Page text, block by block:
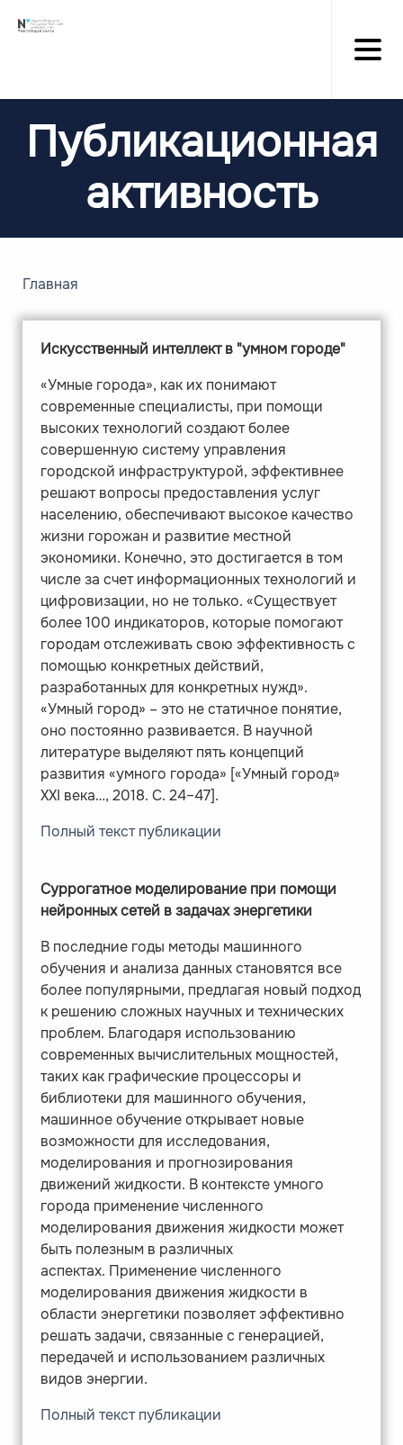
Публикационная
активность
навигации
Главная
Искусственный интеллект в "умном городе"
«Умные города», как их понимают
современные специалисты, при помощи
высоких технологий создают более
совершенную систему управления
городской инфраструктурой, эффективнее
решают вопросы предоставления услуг
населению, обеспечивают высокое качество
жизни горожан и развитие местной
экономики. Конечно, это достигается в том
числе за счет информационных технологий и
цифровизации, но не только. «Существует
более 100 индикаторов, которые помогают
городам отслеживать свою эффективность с
помощью конкретных действий,
разработанных для конкретных нужд».
«Умный город» – это не статичное понятие,
оно постоянно развивается. В научной
литературе выделяют пять концепций
развития «умного города» [«Умный город»
XXI века…, 2018. С. 24–47].
Полный текст публикации
Суррогатное моделирование при помощи
нейронных сетей в задачах энергетики
В последние годы методы машинного
обучения и анализа данных становятся все
более популярными, предлагая новый подход
к решению сложных научных и технических
проблем. Благодаря использованию
современных вычислительных мощностей,
таких как графические процессоры и
библиотеки для машинного обучения,
машинное обучение открывает новые
возможности для исследования,
моделирования и прогнозирования
движений жидкости. В контексте умного
города применение численного
моделирования движения жидкости может
быть полезным в различных
аспектах. Применение численного
моделирования движения жидкости в
области энергетики позволяет эффективно
решать задачи, связанные с генерацией,
передачей и использованием различных
видов энергии.
Полный текст публикации